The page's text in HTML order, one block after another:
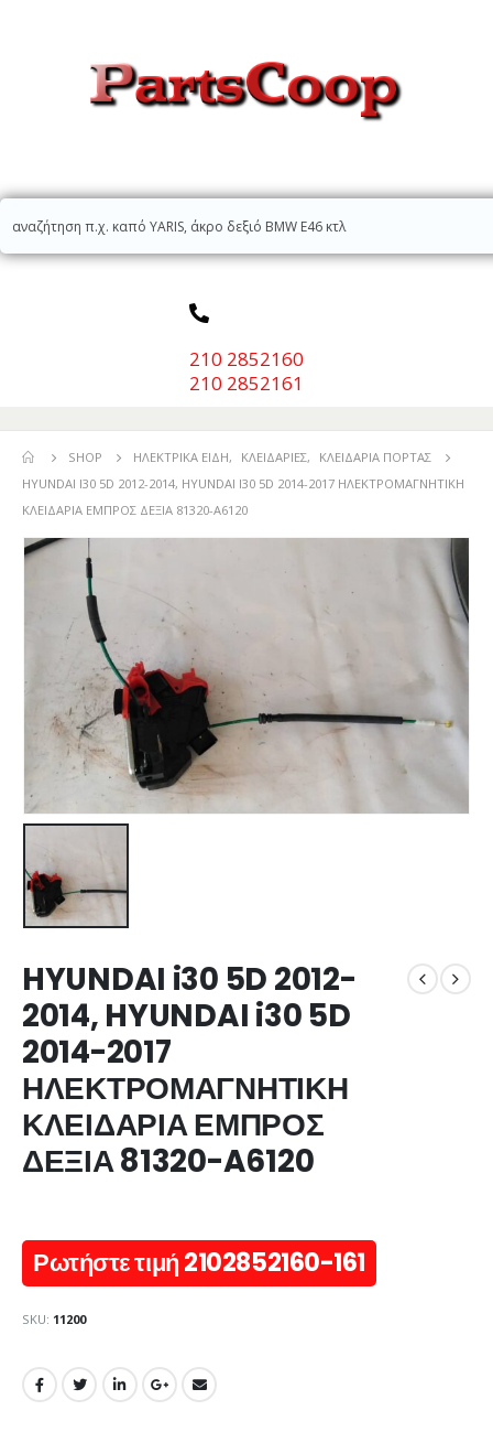
210 2852160
210 2852161
SHOP ΗΛΕΚΤΡΙΚΆ ΕΊΔΗ, ΚΛΕΙΔΑΡΙΈΣ,
ΚΛΕΙΔΑΡΙΆ ΠΌΡΤΑΣ
HYUNDAI I30 5D 2012-2014, HYUNDAI I30 5D 2014-2017 ΗΛΕΚΤΡΟΜΑΓΝΗΤΙΚΗ
ΚΛΕΙΔΑΡΙΑ ΕΜΠΡΟΣ ΔΕΞΙΑ 81320-A6120
HYUNDAI i30 5D 2012-
2014, HYUNDAI i30 5D
2014-2017
ΗΛΕΚΤΡΟΜΑΓΝΗΤΙΚΗ
ΚΛΕΙΔΑΡΙΑ ΕΜΠΡΟΣ
ΔΕΞΙΑ 81320-A6120
Ρωτήστε τιμή 2102852160-161
SKU: 11200